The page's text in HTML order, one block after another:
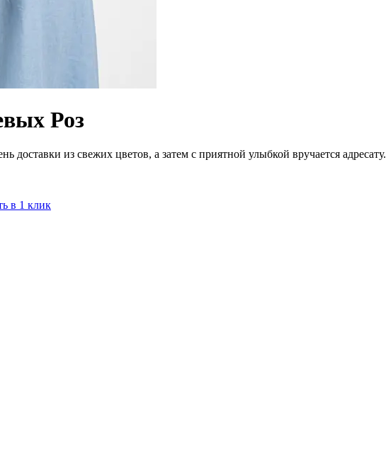
Роз
доставки из свежих цветов, а затем с приятной улыбкой вручается адресату.
в 1 клик